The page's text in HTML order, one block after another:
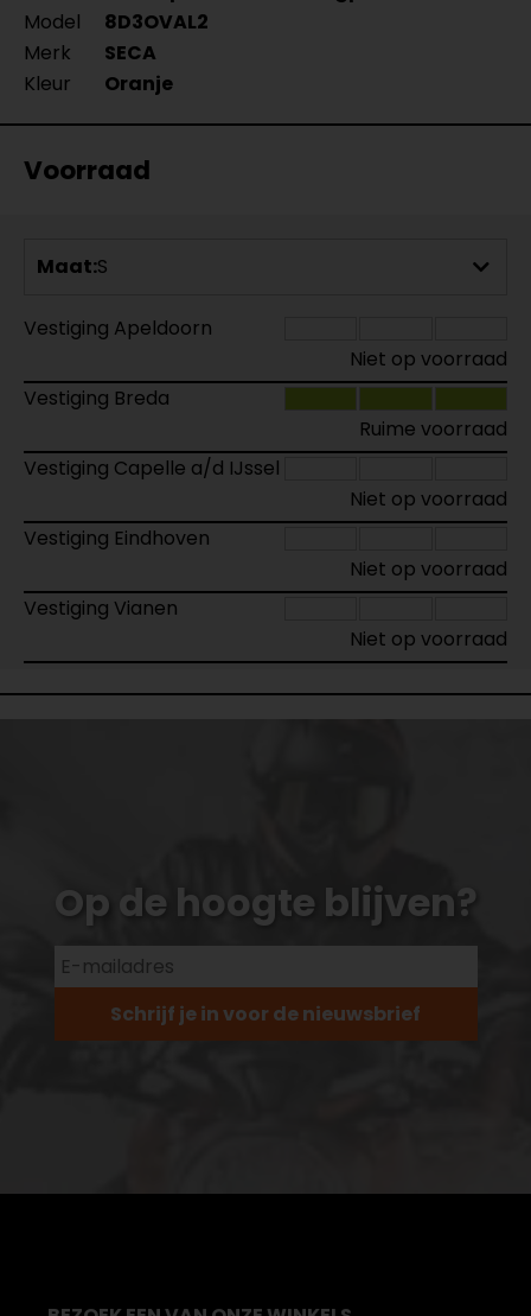
Model
8D3OVAL2
Merk
SECA
Kleur
Oranje
Voorraad
Maat:S
Vestiging Apeldoorn
Niet op voorraad
Vestiging Breda
Ruime voorraad
Vestiging Capelle a/d IJssel
Niet op voorraad
Vestiging Eindhoven
Niet op voorraad
Vestiging Vianen
Niet op voorraad
Op de hoogte blijven?
Schrijf je in voor de nieuwsbrief